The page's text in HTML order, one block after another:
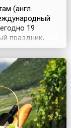
(англ.
19
праздник,
а некоторые
Джону